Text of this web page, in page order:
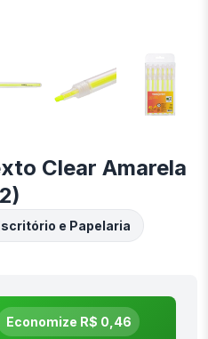
Clear Amarela
e Papelaria
Economize R$ 0,46